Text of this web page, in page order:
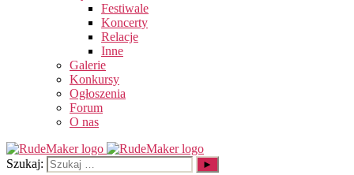
Festiwale
Koncerty
Relacje
Inne
Galerie
Konkursy
Ogłoszenia
Forum
O nas
Szukaj: